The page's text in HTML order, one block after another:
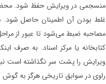
منسجمی در ویرایش حفظ شود. محض
غلط بودن آن اطمینان حاصل شود.
مصاحبه ضبط می‌شود تا عبور از
کتابخانه یا مرکز اسناد. به صرف
ویرایش را پشت سر نگذاشته است
راوی در سوابق تاریخی هرگز به